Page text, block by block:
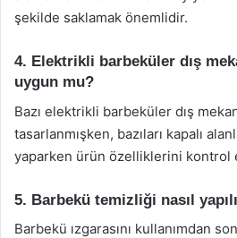
şekilde saklamak önemlidir.
4. Elektrikli barbeküler dış
uygun mu?
Bazı elektrikli barbeküler dış
tasarlanmışken, bazıları kapalı
yaparken ürün özelliklerini kontrol
5. Barbekü temizliği nasıl
Barbekü ızgarasını kullanımdan